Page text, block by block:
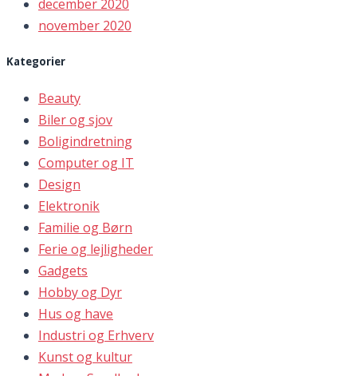
december 2020
november 2020
Kategorier
Beauty
Biler og sjov
Boligindretning
Computer og IT
Design
Elektronik
Familie og Børn
Ferie og lejligheder
Gadgets
Hobby og Dyr
Hus og have
Industri og Erhverv
Kunst og kultur